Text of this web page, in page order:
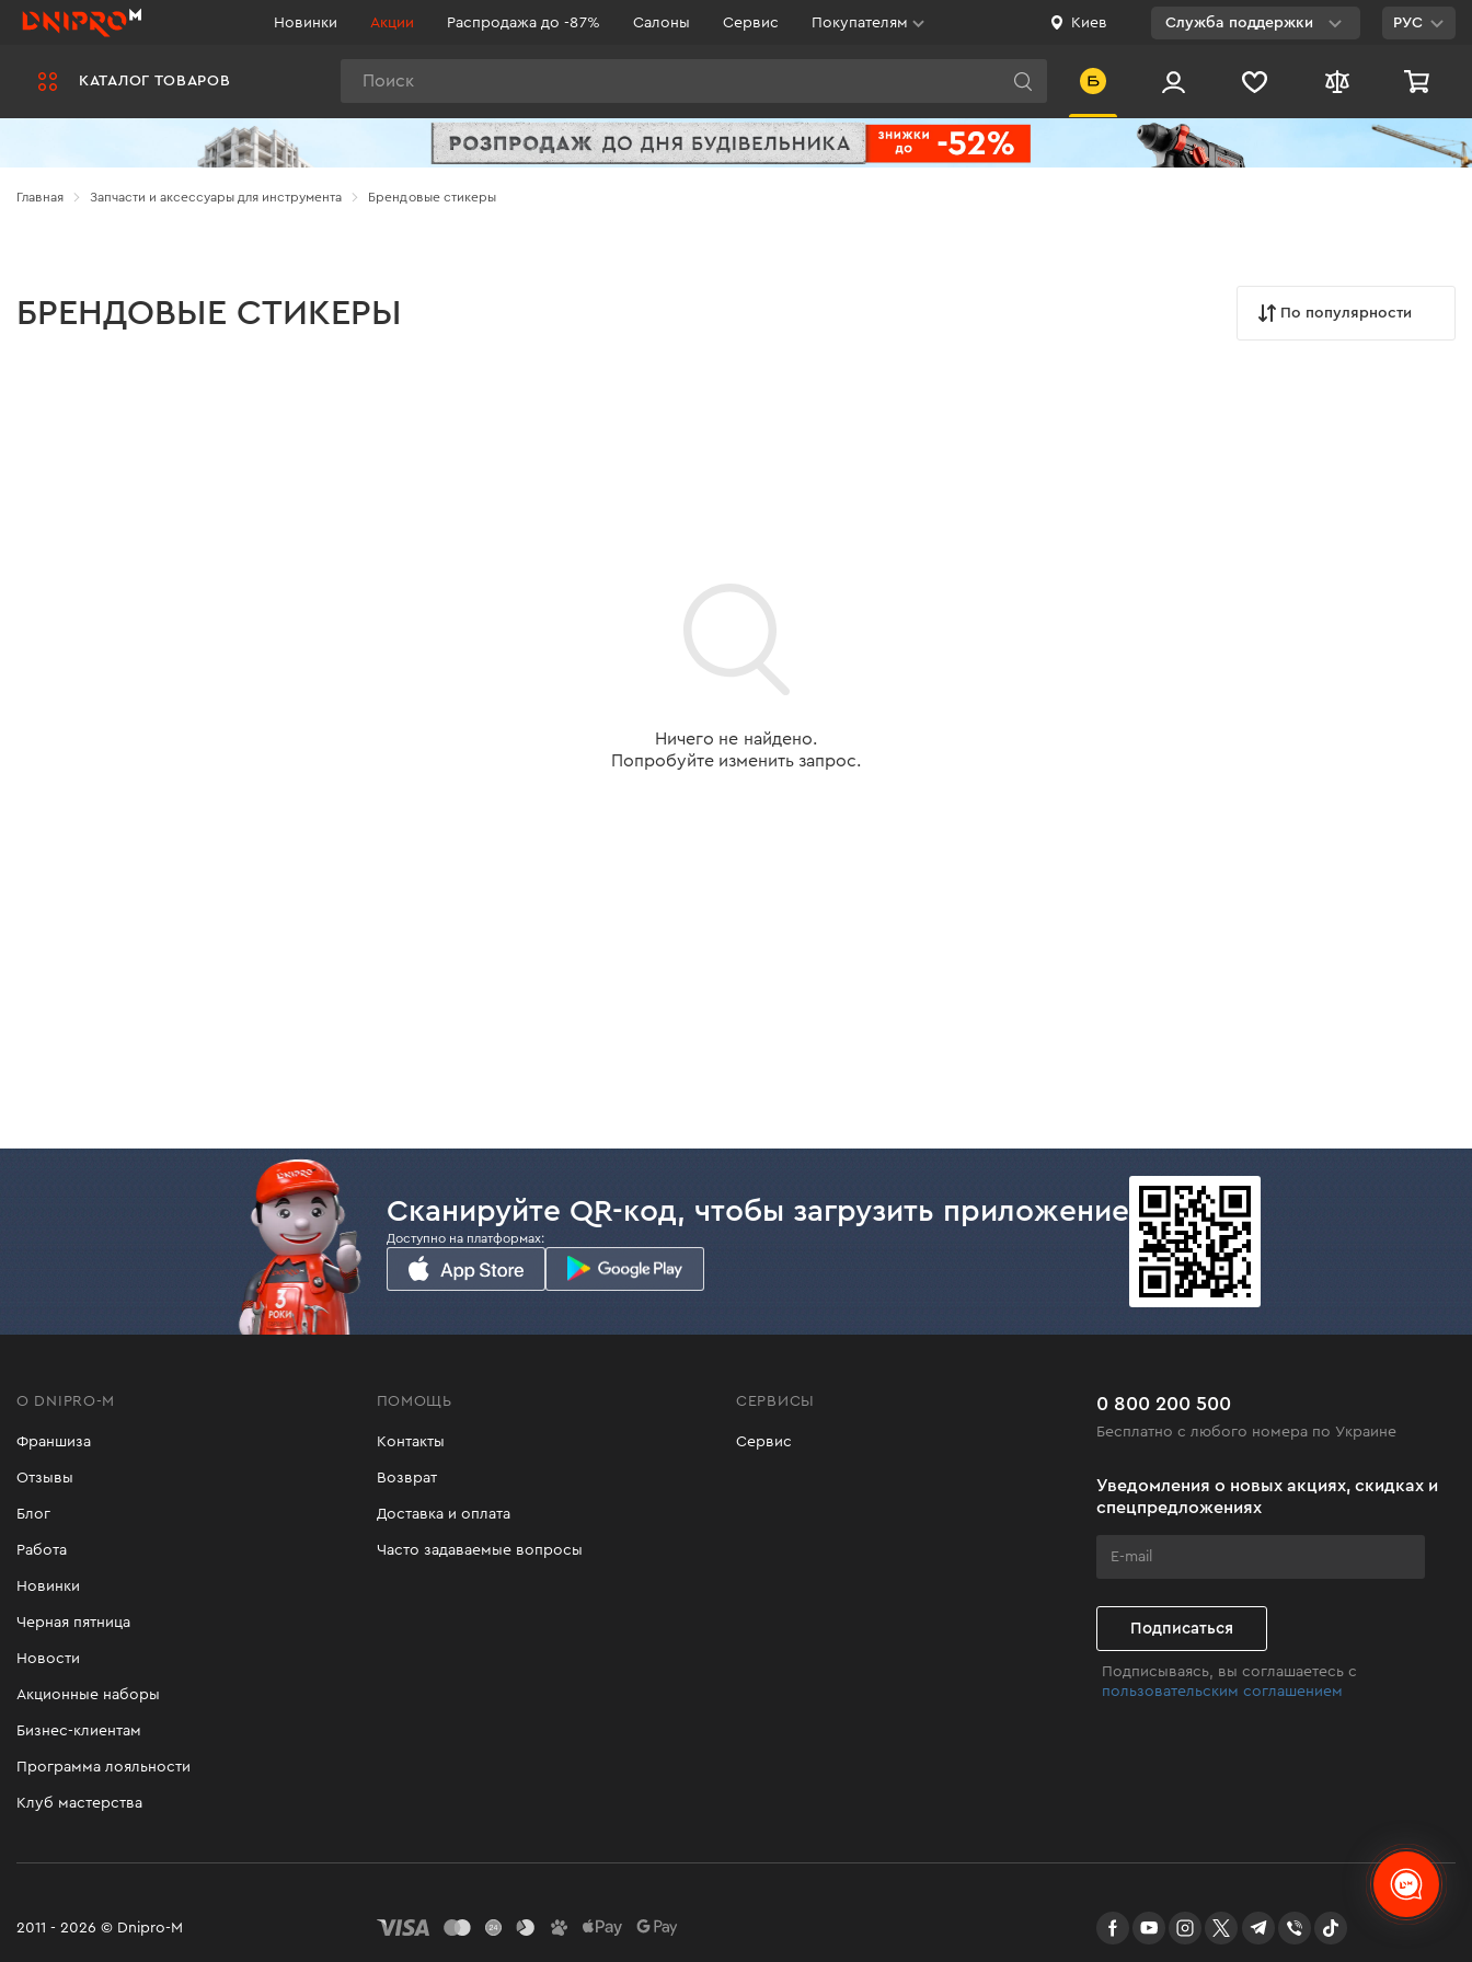
КАТАЛОГ ТОВАРОВ
Новинки Акции Распродажа до -87% Салоны Сервис Покупателям Киев Служба поддержки
0 800 200 500
РУС
Главная Запчасти и аксессуары для инструмента Брендовые стикеры
БРЕНДОВЫЕ СТИКЕРЫ По популярности
Ничего не найдено.
Попробуйте изменить запрос.
Сканируйте QR-код, чтобы загрузить приложение
Доступно на платформах:
О DNIPRO-M
Франшиза
Отзывы
Блог
Работа
Новинки
Черная пятница
Новости
Акционные наборы
Бизнес-клиентам
Программа лояльности
Клуб мастерства
ПОМОЩЬ
Контакты
Возврат
Доставка и оплата
Часто задаваемые вопросы
СЕРВИСЫ
Сервис
0 800 200 500
Бесплатно с любого номера по Украине
Уведомления о новых акциях, скидках и
спецпредложениях
Подписаться
Подписываясь, вы соглашаетесь с
пользовательским соглашением
2011 - 2026 © Dnipro-M facebookyoutubeinstagramtwittertelegram
Viber TikTok